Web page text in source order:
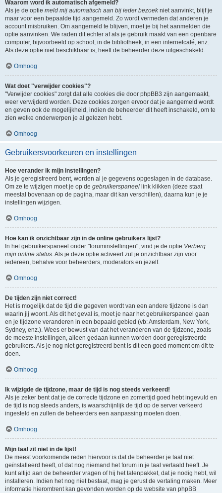
Waarom word ik automatisch afgemeld?
Als je de optie meld mij automatisch aan bij ieder bezoekniet aanvinkt, blijf je
maar voor een bepaalde tijd aangemeld. Zo wordt vermeden dat anderen je
account misbruiken. Om aangemeld te blijven, moet je bij het aanmelden die
optie aanvinken. We raden dit echter af als je gebruik maakt van een openbare
computer, bijvoorbeeld op school, in de bibliotheek, in een internetcafé, enz.
Als deze optie niet beschikbaar is, heeft de beheerder deze uitgeschakeld.
Omhoog
Wat doet "verwijder cookies"?
"Verwijder cookies" zorgt dat alle cookies die door phpBB3 zijn aangemaakt,
weer verwijderd worden. Deze cookies zorgen ervoor dat je aangemeld wordt
en geven ook de mogelijkheid, indien de beheerder dit heeft inschakeld, om te
zien welke onderwerpen je al gelezen hebt.
Omhoog
Gebruikersvoorkeuren en instellingen
Hoe verander ik mijn instellingen?
Als je geregistreerd bent, worden al je gegevens opgeslagen in de database.
Om ze te wijzigen moet je op de gebruikerspaneel link klikken (deze staat
meestal bovenaan op de pagina, maar dit kan verschillen), daarna kun je je
instellingen wijzigen.
Omhoog
Hoe kan ik onzichtbaar zijn in de online gebruikers lijst?
In het gebruikerspaneel onder "foruminstellingen", vind je de optie Verberg
mijn online status. Als je deze optie activeert zul je onzichtbaar zijn voor
iedereen, behalve voor beheerders, moderators en jezelf.
Omhoog
De tijden zijn niet correct!
Het is mogelijk dat de tijd die gegeven wordt van een andere tijdzone is dan
waarin jij woont. Als dit het geval is, moet je naar het gebruikerspaneel gaan
en je tijdzone veranderen in een bepaald gebied (vb: Amsterdam, New York,
Sydney, enz.). Wees er bewust van dat het veranderen van de tijdzone, zoals
de meeste instellingen, alleen gedaan kunnen worden door geregistreerde
gebruikers. Als je nog niet geregistreerd bent is dit een goed moment om dit te
doen.
Omhoog
Ik wijzigde de tijdzone, maar de tijd is nog steeds verkeerd!
Als je zeker bent dat je de correcte tijdzone en zomertijd goed hebt ingevuld en
de tijd is nog steeds anders, is waarschijnlijk de tijd op de server verkeerd
ingesteld en zullen de beheerders een aanpassing moeten doen.
Omhoog
Mijn taal zit niet in de lijst!
De meest voorkomende reden hiervoor is dat de beheerder je taal niet
geïnstalleerd heeft, of dat nog niemand het forum in je taal vertaald heeft. Je
kunt altijd aan de beheerder vragen of hij het talenpakket, dat je nodig hebt, wil
installeren. Indien het nog niet bestaat, mag je gerust de vertaling maken. Meer
informatie hieromtrent kan gevonden worden op de website van phpBB